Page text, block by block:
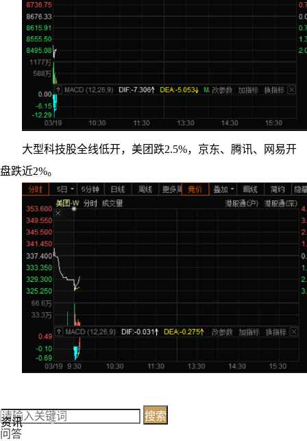
大型科技股全线低开，美团跌2.5%，京东、腾讯、网易开
盘跌近2%。
资讯
搜索
问答